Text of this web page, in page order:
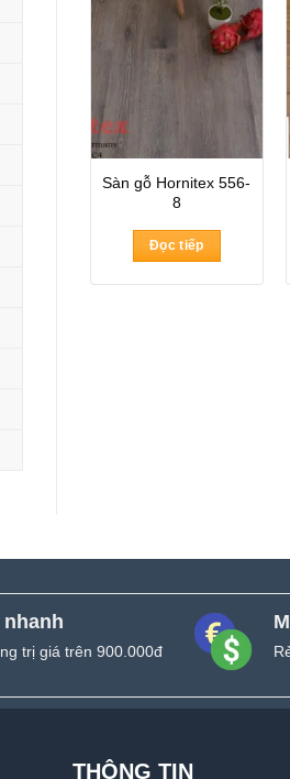
Sàn gỗ Hornitex 556-
8
Đọc tiếp
trị giá trên 900.000đ
THÔNG TIN